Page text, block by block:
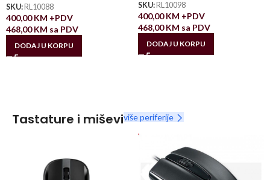
SKU: RL10088
400,00KM +PDV
468,00KM sa PDV
DODAJ U KORPU
SKU: RL10098
400,00KM +PDV
468,00KM sa PDV
DODAJ U KORPU
Tastature i miševiviše periferije